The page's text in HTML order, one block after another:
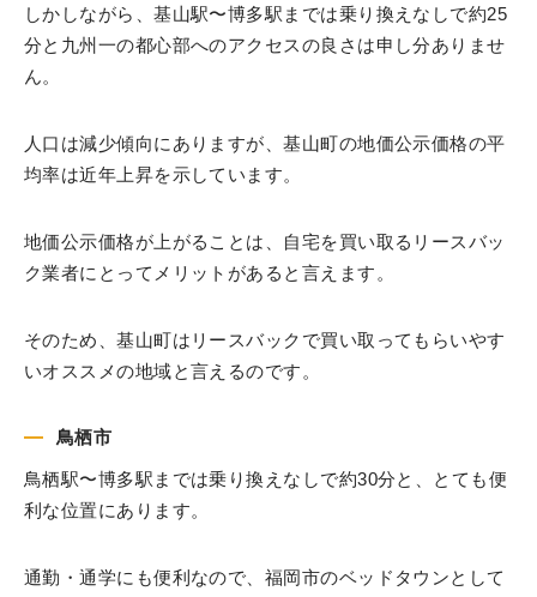
しかしながら、基山駅〜博多駅までは乗り換えなしで約25
分と九州一の都心部へのアクセスの良さは申し分ありませ
ん。
人口は減少傾向にありますが、基山町の地価公示価格の平
均率は近年上昇を示しています。
地価公示価格が上がることは、自宅を買い取るリースバッ
ク業者にとってメリットがあると言えます。
そのため、基山町はリースバックで買い取ってもらいやす
いオススメの地域と言えるのです。
鳥栖市
鳥栖駅〜博多駅までは乗り換えなしで約30分と、とても便
利な位置にあります。
通勤・通学にも便利なので、福岡市のベッドタウンとして